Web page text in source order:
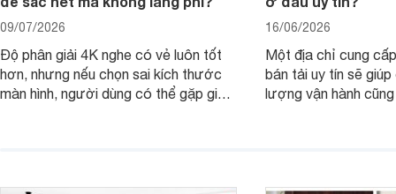
09/07/2026
Độ phân giải 4K nghe có vẻ luôn tốt
hơn, nhưng nếu chọn sai kích thước
màn hình, người dùng có thể gặp giao
16/06/2026
Một địa chỉ cung
bán tải uy tín sẽ
lượng vận hành